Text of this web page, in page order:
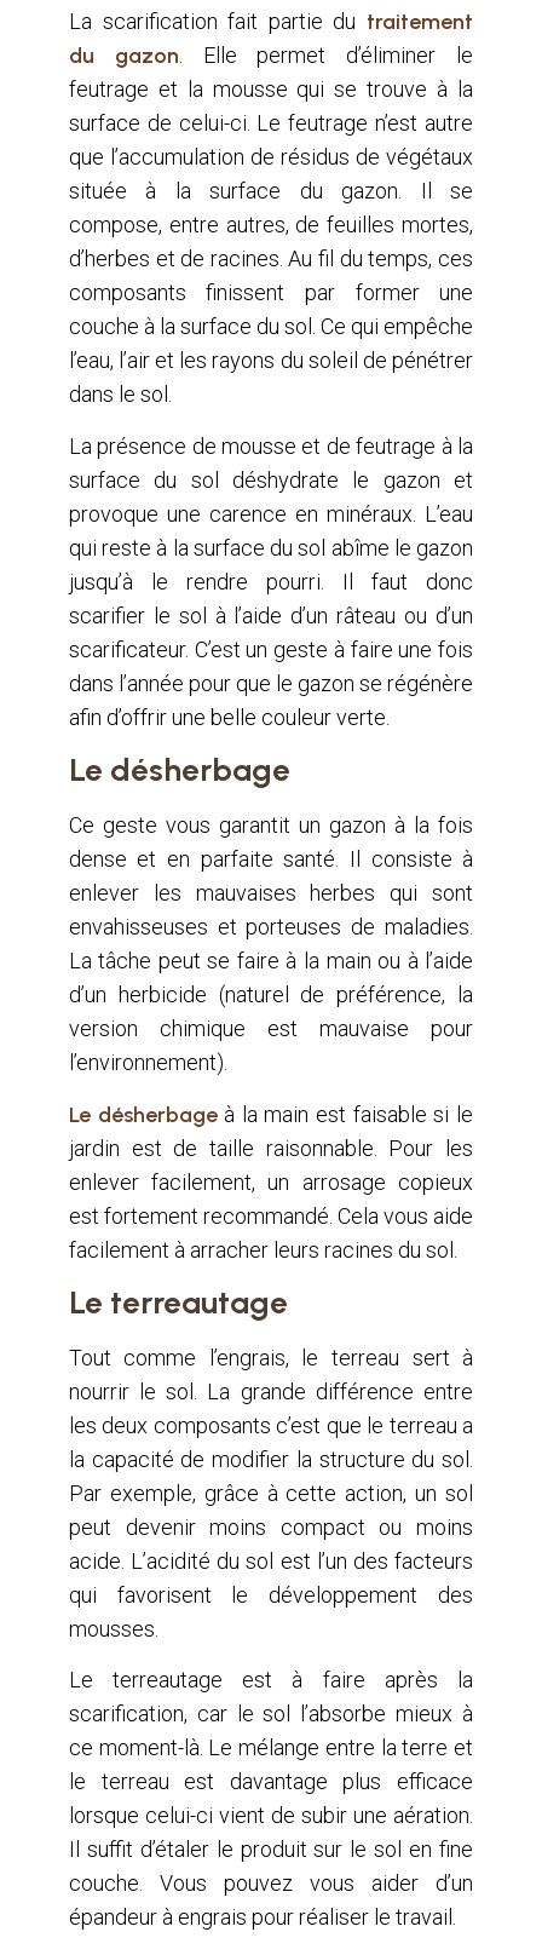
La scarification fait partie du traitement
du gazon. Elle permet d’éliminer le
feutrage et la mousse qui se trouve à la
surface de celui-ci. Le feutrage n’est autre
que l’accumulation de résidus de végétaux
située à la surface du gazon. Il se
compose, entre autres, de feuilles mortes,
d’herbes et de racines. Au fil du temps, ces
composants finissent par former une
couche à la surface du sol. Ce qui empêche
l’eau, l’air et les rayons du soleil de pénétrer
dans le sol.
La présence de mousse et de feutrage à la
surface du sol déshydrate le gazon et
provoque une carence en minéraux. L’eau
qui reste à la surface du sol abîme le gazon
jusqu’à le rendre pourri. Il faut donc
scarifier le sol à l’aide d’un râteau ou d’un
scarificateur. C’est un geste à faire une fois
dans l’année pour que le gazon se régénère
afin d’offrir une belle couleur verte.
Le désherbage
Ce geste vous garantit un gazon à la fois
dense et en parfaite santé. Il consiste à
enlever les mauvaises herbes qui sont
envahisseuses et porteuses de maladies.
La tâche peut se faire à la main ou à l’aide
d’un herbicide (naturel de préférence, la
version chimique est mauvaise pour
l’environnement).
Le désherbageà la main est faisable si le
jardin est de taille raisonnable. Pour les
enlever facilement, un arrosage copieux
est fortement recommandé. Cela vous aide
facilement à arracher leurs racines du sol.
Le terreautage
Tout comme l’engrais, le terreau sert à
nourrir le sol. La grande différence entre
les deux composants c’est que le terreau a
la capacité de modifier la structure du sol.
Par exemple, grâce à cette action, un sol
peut devenir moins compact ou moins
acide. L’acidité du sol est l’un des facteurs
qui favorisent le développement des
mousses.
Le terreautage est à faire après la
scarification, car le sol l’absorbe mieux à
ce moment-là. Le mélange entre la terre et
le terreau est davantage plus efficace
lorsque celui-ci vient de subir une aération.
Il suffit d’étaler le produit sur le sol en fine
couche. Vous pouvez vous aider d’un
épandeur à engrais pour réaliser le travail.